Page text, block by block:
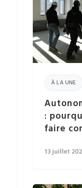
À LA UNE
:
faire
13 juillet